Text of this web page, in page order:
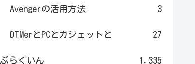
Avengerの活用方法 3
DTMerとPCとガジェットと 27
ぷらぐいん 1,335